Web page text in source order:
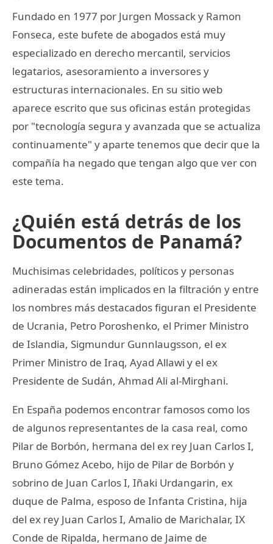
Fundado en 1977 por Jurgen Mossack y Ramon
Fonseca, este bufete de abogados está muy
especializado en derecho mercantil, servicios
legatarios, asesoramiento a inversores y
estructuras internacionales. En su sitio web
aparece escrito que sus oficinas están protegidas
por "tecnología segura y avanzada que se actualiza
continuamente" y aparte tenemos que decir que la
compañía ha negado que tengan algo que ver con
este tema.
¿Quién está detrás de los
Documentos de Panamá?
Muchisimas celebridades, políticos y personas
adineradas están implicados en la filtración y entre
los nombres más destacados figuran el Presidente
de Ucrania, Petro Poroshenko, el Primer Ministro
de Islandia, Sigmundur Gunnlaugsson, el ex
Primer Ministro de Iraq, Ayad Allawi y el ex
Presidente de Sudán, Ahmad Ali al-Mirghani.
En España podemos encontrar famosos como los
de algunos representantes de la casa real, como
Pilar de Borbón, hermana del ex rey Juan Carlos I,
Bruno Gómez Acebo, hijo de Pilar de Borbón y
sobrino de Juan Carlos I, Iñaki Urdangarin, ex
duque de Palma, esposo de Infanta Cristina, hija
del ex rey Juan Carlos I, Amalio de Marichalar, IX
Conde de Ripalda, hermano de Jaime de